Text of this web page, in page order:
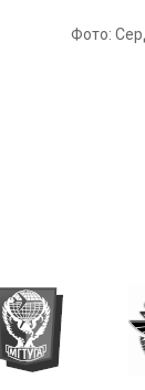
Фото: